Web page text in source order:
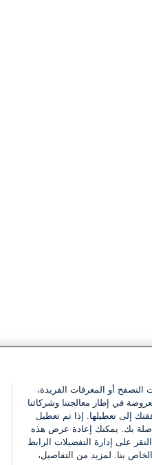
التصفح أو المعرفات الفريدة،
في إطار معالجتنا وشركائنا
إلى تعطيلها. إذا تم تعطيل
ذا صلة بك. يمكنك إعادة عرض هذه
على إدارة التفضيلات الرابط
بنا. لمزيد من التفاصيل،